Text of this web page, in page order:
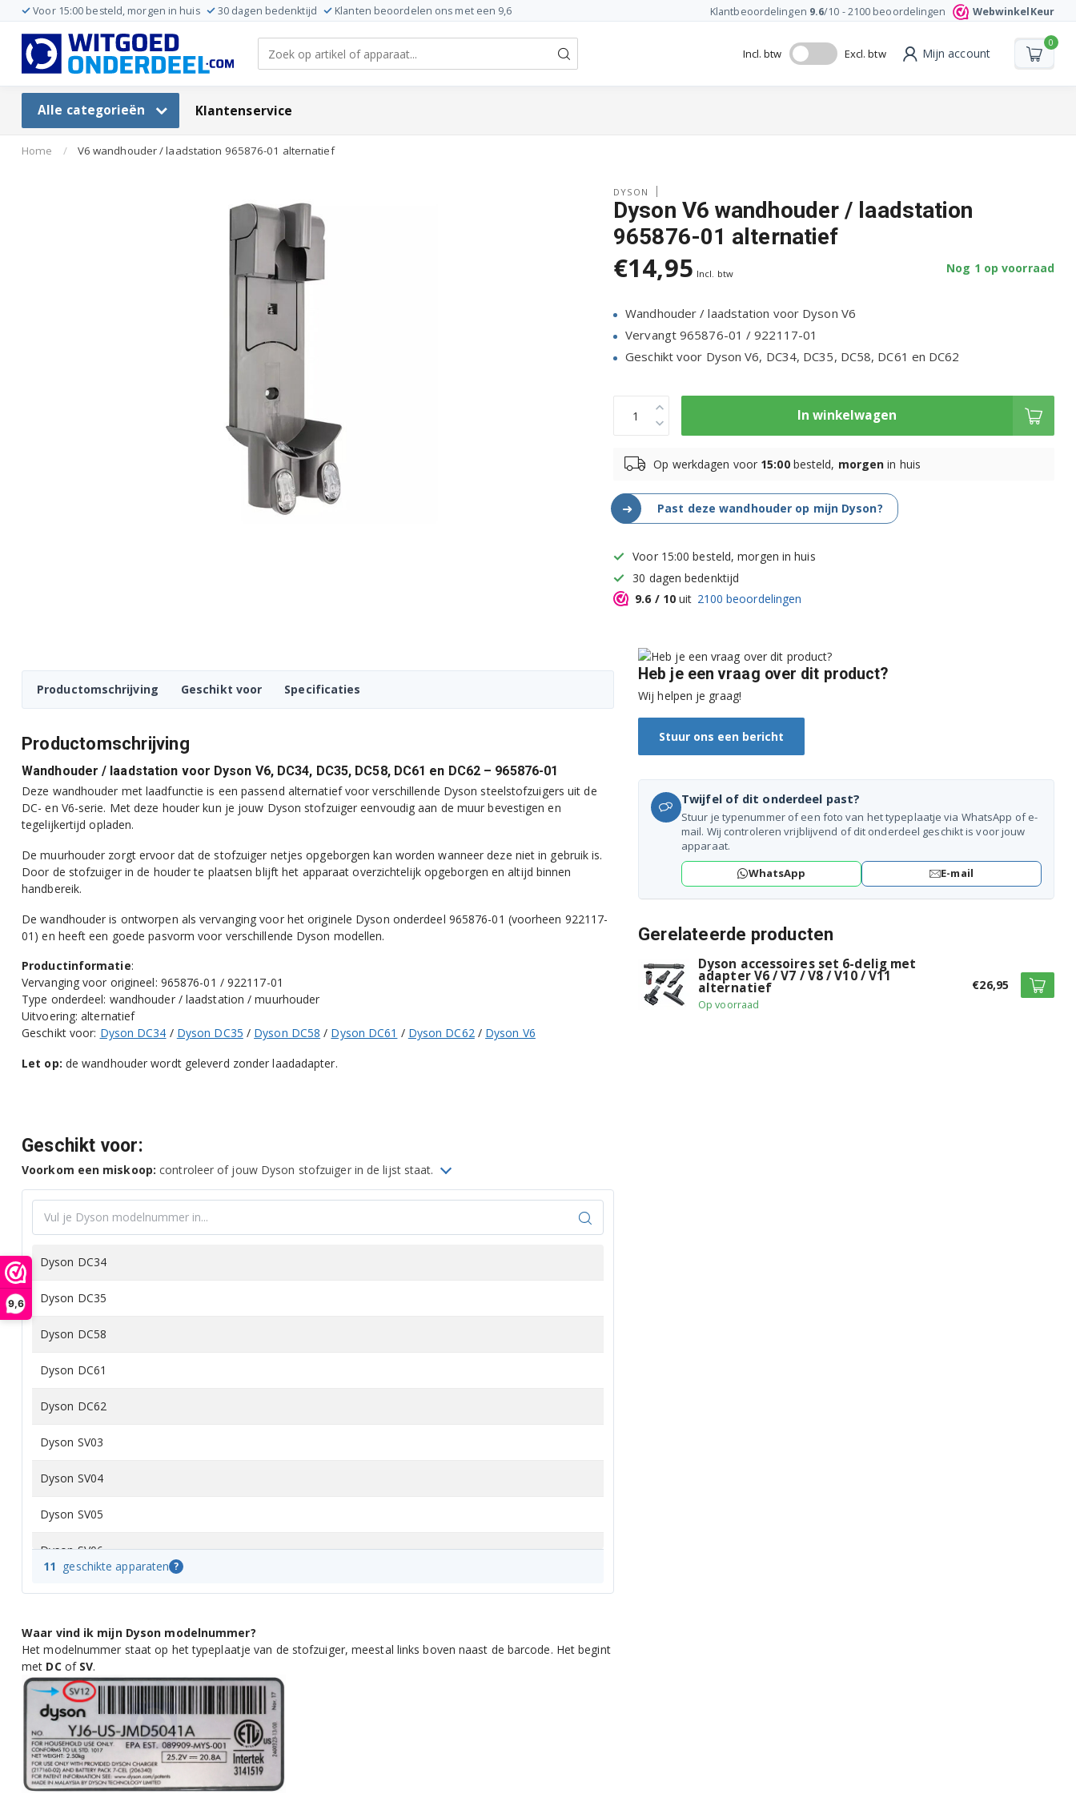
9,6
Voor 15:00 besteld, morgen in huis 30 dagen bedenktijd Klanten beoordelen ons met een 9,6 Klantbeoordelingen 9.6/10 -2100 beoordelingen WebwinkelKeur
Incl. btw Excl. btw Mijn account
0
Alle categorieën Klantenservice
Home / V6 wandhouder / laadstation 965876-01 alternatief
DYSON
Dyson V6 wandhouder / laadstation
965876-01 alternatief
€14,95 Incl. btw Nog 1 op voorraad
Wandhouder / laadstation voor Dyson V6
Vervangt 965876-01 / 922117-01
Geschikt voor Dyson V6, DC34, DC35, DC58, DC61 en DC62
In winkelwagen
Op werkdagen voor 15:00besteld, morgen in huis
➜ Past deze wandhouder op mijn Dyson?
Voor 15:00 besteld, morgen in huis
30 dagen bedenktijd
9.6 / 10 uit 2100 beoordelingen
Productomschrijving Geschikt voor Specificaties
Productomschrijving
Wandhouder / laadstation voor Dyson V6, DC34, DC35, DC58, DC61 en DC62 – 965876-01
Deze wandhouder met laadfunctie is een passend alternatief voor verschillende Dyson steelstofzuigers uit de
DC- en V6-serie. Met deze houder kun je jouw Dyson stofzuiger eenvoudig aan de muur bevestigen en
tegelijkertijd opladen.
De muurhouder zorgt ervoor dat de stofzuiger netjes opgeborgen kan worden wanneer deze niet in gebruik is.
Door de stofzuiger in de houder te plaatsen blijft het apparaat overzichtelijk opgeborgen en altijd binnen
handbereik.
De wandhouder is ontworpen als vervanging voor het originele Dyson onderdeel 965876-01 (voorheen 922117-
01) en heeft een goede pasvorm voor verschillende Dyson modellen.
Productinformatie:
Vervanging voor origineel: 965876-01 / 922117-01
Type onderdeel: wandhouder / laadstation / muurhouder
Uitvoering: alternatief
Geschikt voor: Dyson DC34 / Dyson DC35 / Dyson DC58 / Dyson DC61 / Dyson DC62/ Dyson V6
Let op: de wandhouder wordt geleverd zonder laadadapter.
Geschikt voor:
Voorkom een miskoop: controleer of jouw Dyson stofzuiger in de lijst staat.
Dyson DC34
Dyson DC35
Dyson DC58
Dyson DC61
Dyson DC62
Dyson SV03
Dyson SV04
Dyson SV05
Dyson SV06
11 geschikte apparaten ?
Waar vind ik mijn Dyson modelnummer?
Het modelnummer staat op het typeplaatje van de stofzuiger, meestal links boven naast de barcode. Het begint
met DCof SV.
Heb je een vraag over dit product?
Wij helpen je graag!
Stuur ons een bericht
Twijfel of dit onderdeel past?
Stuur je typenummer of een foto van het typeplaatje via WhatsApp of e-
mail. Wij controleren vrijblijvend of dit onderdeel geschikt is voor jouw
apparaat.
WhatsApp
E-mail
Gerelateerde producten
Dyson accessoires set 6-delig met
adapter V6 / V7 / V8 / V10 / V11
alternatief
Op voorraad
€26,95